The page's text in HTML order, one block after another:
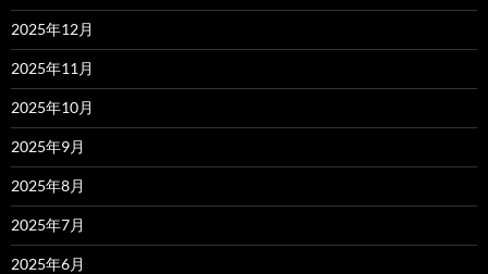
2025年12月
2025年11月
2025年10月
2025年9月
2025年8月
2025年7月
2025年6月